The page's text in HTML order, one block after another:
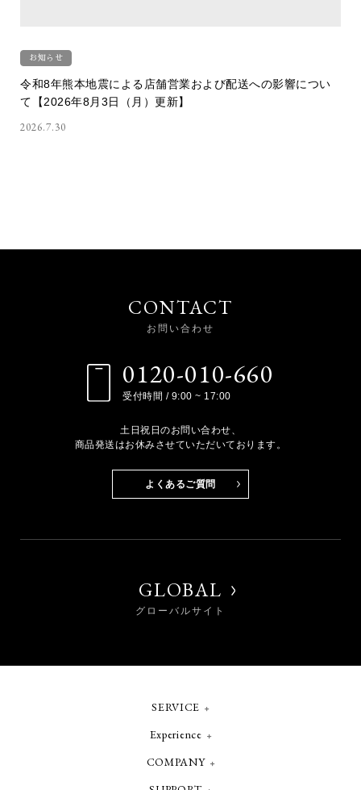
お知らせ
令和8年熊本地震による店舗営業および配送への影響につい
て【2026年8月3日（月）更新】
2026.7.30
CONTACT
お問い合わせ
0120-010-660
受付時間 / 9:00 ~ 17:00
土日祝日のお問い合わせ、
商品発送はお休みさせていただいております。
よくあるご質問
GLOBAL
グローバルサイト
SERVICE
Experience
COMPANY